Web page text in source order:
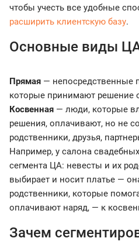
чтобы учесть все удобные
расширить клиентскую базу.
Основные виды
Прямая — непосредственные
которые принимают решение
Косвенная — люди, которые
решения, оплачивают, но не
родственники, друзья,
Например, у салона
сегмента ЦА: невесты и их
выбирает и носит платье —
родственники, которые
оплачивают наряд, — к
Зачем